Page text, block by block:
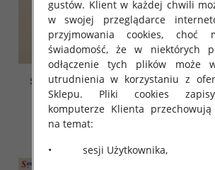
Szpilki damskie Roz 36-41, 1
kolor Paczka 12 szt
48.00 zł
szczegóły
Szpilki
gustów. Klient w każdej chwili
w swojej przeglądarce
przyjmowania cookies, choć
świadomość, że w niektórych
odłączenie tych plików może
utrudnienia w korzystaniu z
Sklepu. Pliki cookies
komputerze Klienta
na temat:
• sesji Użytkownika,